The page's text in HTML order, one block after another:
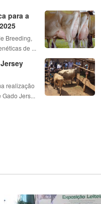
para a
Breeding,
de ...
realização
Jers...